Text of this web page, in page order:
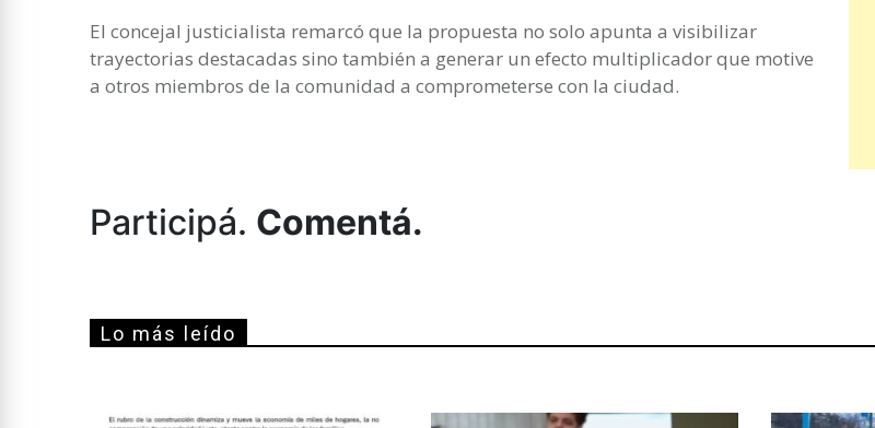
El concejal justicialista remarcó que la propuesta no solo apunta a visibilizar
trayectorias destacadas sino también a generar un efecto multiplicador que motive
a otros miembros de la comunidad a comprometerse con la ciudad.
Participá. Comentá.
Lo más leído